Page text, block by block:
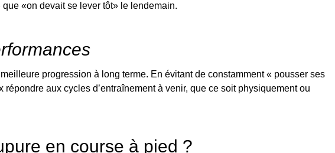
«on devait se lever tôt» le lendemain.
progression à long terme. En évitant de constamment « pousser ses
répondre aux cycles d’entraînement à venir, que ce soit physiquement ou
en course à pied ?